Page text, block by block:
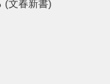
(文春新書)